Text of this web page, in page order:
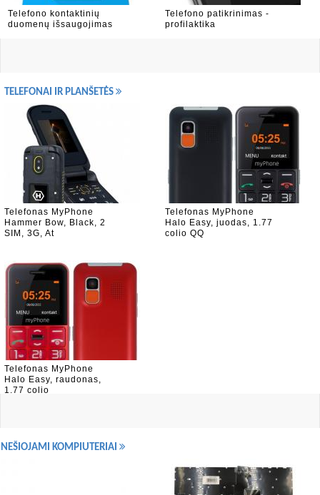
Telefono kontaktinių
duomenų išsaugojimas
Telefono patikrinimas -
profilaktika
TELEFONAI IR PLANŠETĖS
Telefonas MyPhone
Hammer Bow, Black, 2
SIM, 3G, At
Telefonas MyPhone
Halo Easy, juodas, 1.77
colio QQ
Telefonas MyPhone
Halo Easy, raudonas,
1.77 colio
NEŠIOJAMI KOMPIUTERIAI